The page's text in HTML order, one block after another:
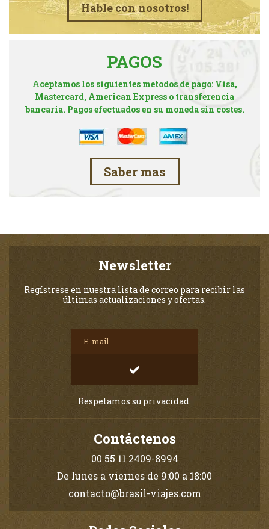
Hable con nosotros!
PAGOS
Aceptamos los siguientes metodos de pago: Visa,
Mastercard, American Express o transferencia
bancaria. Pagos efectuados en su moneda sin costes.
Saber mas
Newsletter
Regístrese en nuestra lista de correo para recibir las
últimas actualizaciones y ofertas.
Respetamos su privacidad.
Contáctenos
00 55 11 2409-8994
De lunes a viernes de 9:00 a 18:00
contacto@brasil-viajes.com